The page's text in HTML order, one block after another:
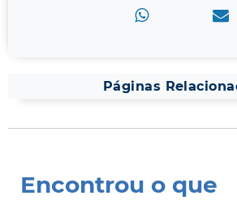
Páginas
Encontrou o que